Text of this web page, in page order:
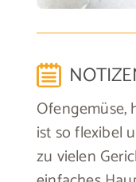
Ofengemüse,
ist so flexibel
zu vielen